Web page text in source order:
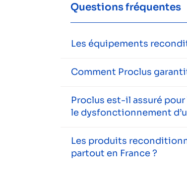
Questions fréquentes
Les équipements
Comment Proclus
Proclus est-il assuré
le dysfonctionnement
Les produits
partout en France ?